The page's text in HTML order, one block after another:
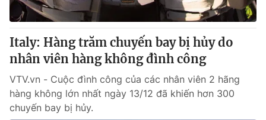
Italy: Hàng trăm chuyến bay bị hủy do
nhân viên hàng không đình công
VTV.vn - Cuộc đình công của các nhân viên 2 hãng
hàng không lớn nhất ngày 13/12 đã khiến hơn 300
chuyến bay bị hủy.